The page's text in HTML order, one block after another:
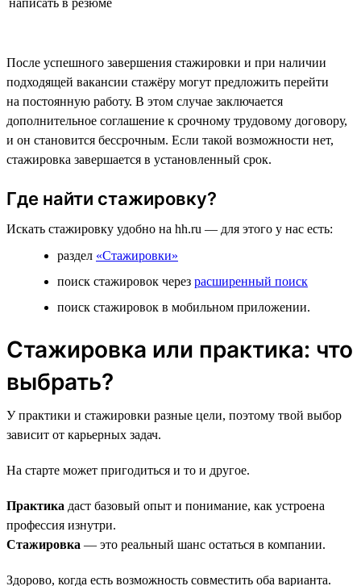
После успешного завершения стажировки и при наличии
подходящей вакансии стажёру могут предложить перейти
на постоянную работу. В этом случае заключается
дополнительное соглашение к срочному трудовому договору,
и он становится бессрочным. Если такой возможности нет,
стажировка завершается в установленный срок.
Где найти стажировку?
Искать стажировку удобно на hh.ru — для этого у нас есть:
раздел «Стажировки»
поиск стажировок через расширенный поиск
поиск стажировок в мобильном приложении.
Стажировка или практика: что
выбрать?
У практики и стажировки разные цели, поэтому твой выбор
зависит от карьерных задач.
На старте может пригодиться и то и другое.
Практика даст базовый опыт и понимание, как устроена
профессия изнутри.
Стажировка — это реальный шанс остаться в компании.
Здорово, когда есть возможность совместить оба варианта.